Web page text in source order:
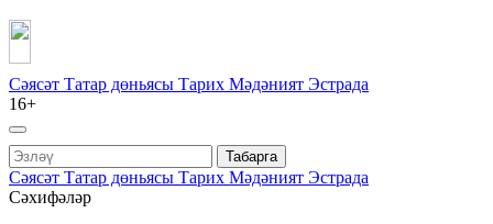
Сәясәт Татар дөньясы Тарих Мәдәният Эстрада
16+
Табарга
Сәясәт Татар дөньясы Тарих Мәдәният Эстрада
Сәхифәләр